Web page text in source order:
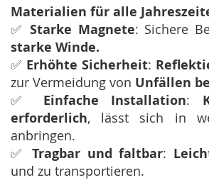
Materialien für alle
✅ Starke Magnete: Sichere
starke Winde.
✅ Erhöhte Sicherheit:
zur Vermeidung von Unfällen
✅ Einfache Installation:
erforderlich, lässt sich in
anbringen.
✅ Tragbar und faltbar:
und zu transportieren.